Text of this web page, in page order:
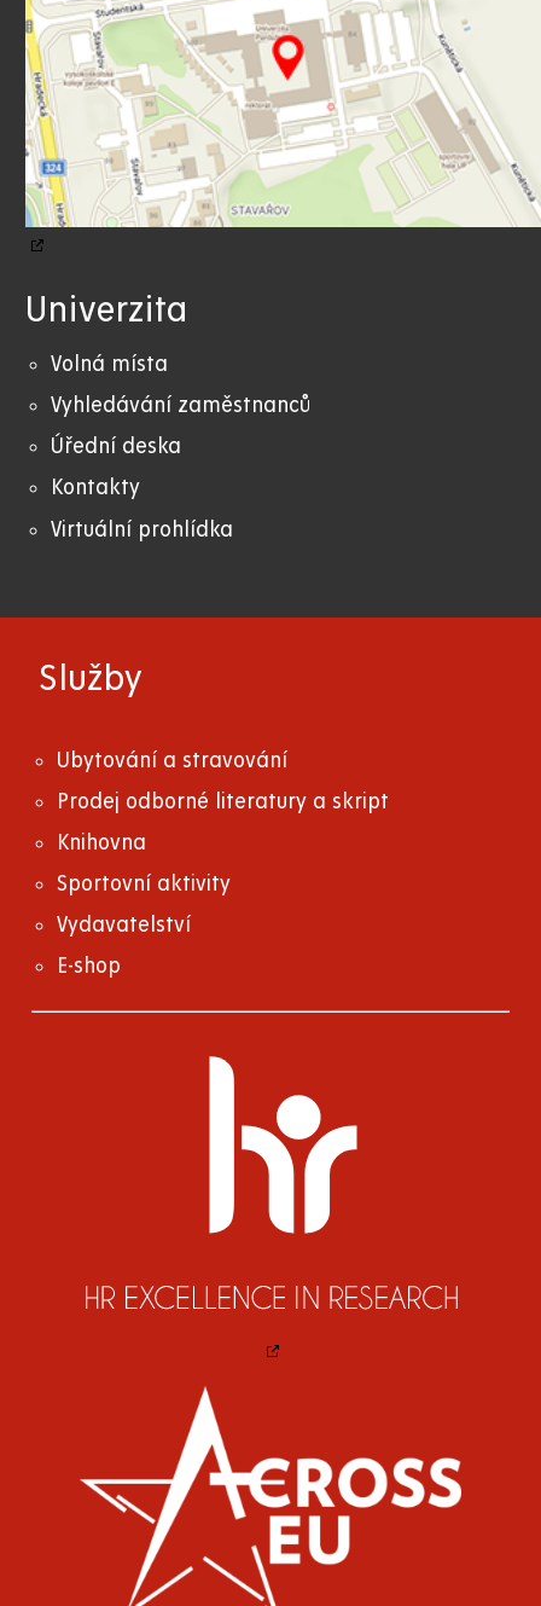
Univerzita
Volná místa
Vyhledávání zaměstnanců
Úřední deska
Kontakty
Virtuální prohlídka
Služby
Ubytování a stravování
Prodej odborné literatury a skript
Knihovna
Sportovní aktivity
Vydavatelství
E-shop